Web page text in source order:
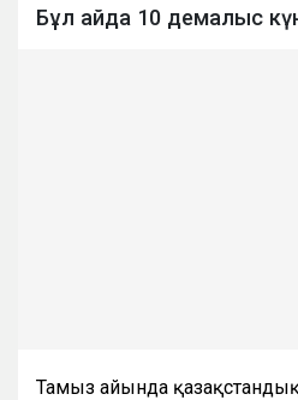
Бұл айда 10 демалыс
Тамыз айында